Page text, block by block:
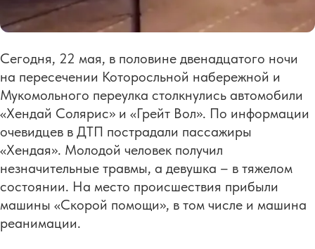
Сегодня, 22 мая, в половине двенадцатого ночи
на пересечении Которосльной набережной и
Мукомольного переулка столкнулись автомобили
«Хендай Солярис» и «Грейт Вол». По информации
очевидцев в ДТП пострадали пассажиры
«Хендая». Молодой человек получил
незначительные травмы, а девушка – в тяжелом
состоянии. На место происшествия прибыли
машины «Скорой помощи», в том числе и машина
реанимации.